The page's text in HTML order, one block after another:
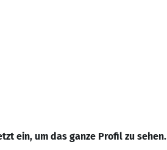
ein, um das ganze Profil zu sehen.